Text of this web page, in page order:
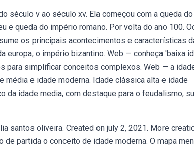
século v ao século xv. Ela começou com a queda do
e queda do império romano. Por volta do ano 100.
os principais acontecimentos e características
europa, o império bizantino. Web — conheça 'baixa
para simplificar conceitos complexos. Web — a
e idade moderna. Idade clássica alta e idade
da idade media, com destaque para o feudalismo,
santos oliveira. Created on july 2, 2021. More
partida o conceito de idade moderna. O mapa